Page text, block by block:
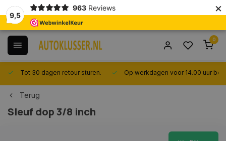
9,5
963 Reviews ×
0
Tot 30 dagen retour sturen. Op werkdagen voor 14.00 uur
Terug
Sleuf dop 3/8 inch